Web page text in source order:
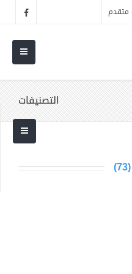
متقدم
التصنيفات
(73)